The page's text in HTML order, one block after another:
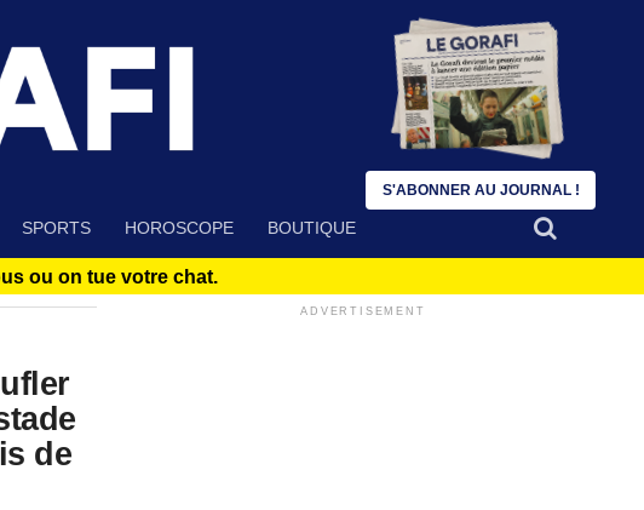
SPORTS HOROSCOPE BOUTIQUE
ou on tue votre chat.
de
ADVERTISEMENT
S'ABONNER AU JOURNAL !